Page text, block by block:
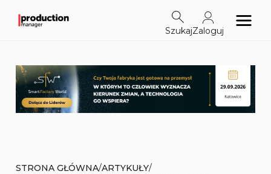
SzukajZaloguj
STRONA GŁÓWNA/ARTYKUŁY/